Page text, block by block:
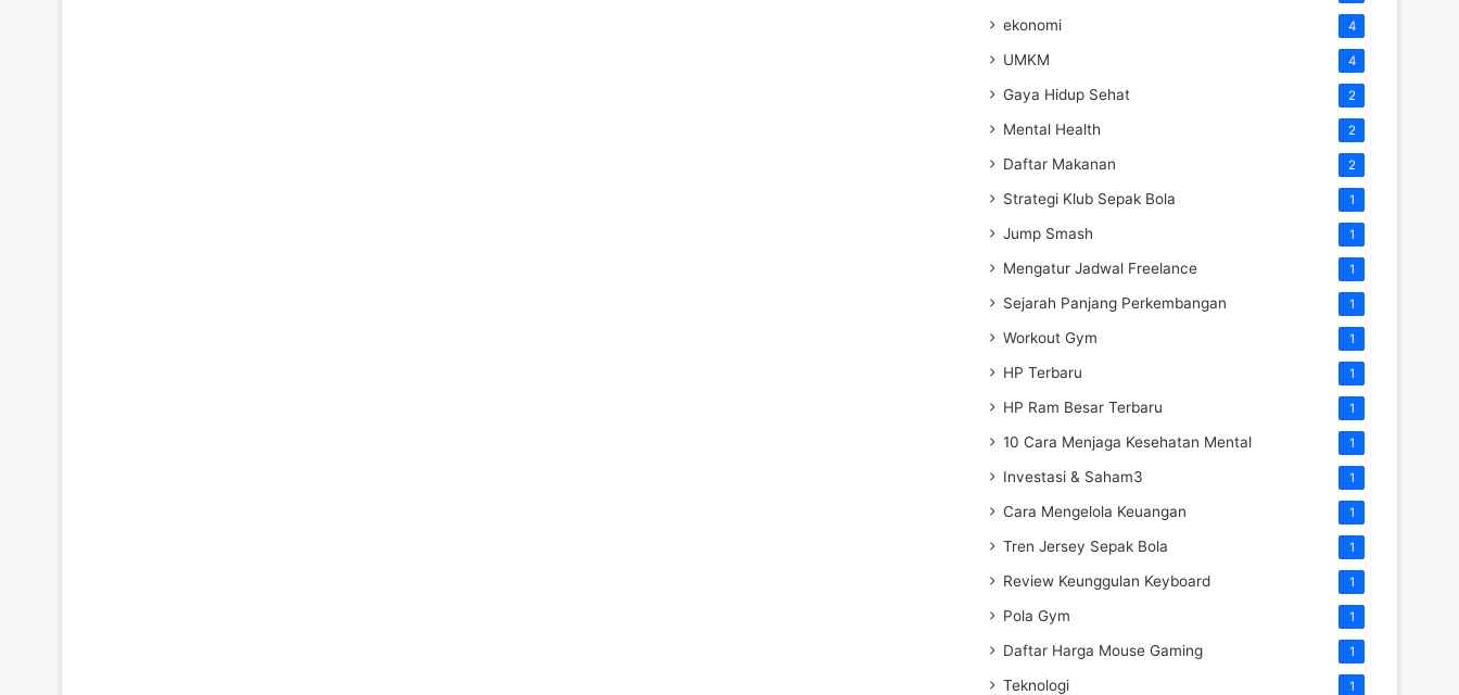
ekonomi 4
UMKM 4
Gaya Hidup Sehat 2
Mental Health 2
Daftar Makanan 2
Strategi Klub Sepak Bola 1
Jump Smash 1
Mengatur Jadwal Freelance 1
Sejarah Panjang Perkembangan 1
Workout Gym 1
HP Terbaru 1
HP Ram Besar Terbaru 1
10 Cara Menjaga Kesehatan Mental 1
Investasi & Saham3 1
Cara Mengelola Keuangan 1
Tren Jersey Sepak Bola 1
Review Keunggulan Keyboard 1
Pola Gym 1
Daftar Harga Mouse Gaming 1
Teknologi 1